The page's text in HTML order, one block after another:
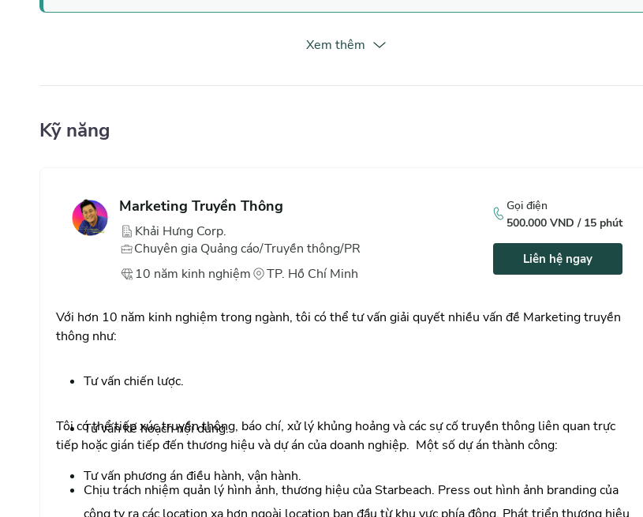
Xem thêm
Kỹ năng
Marketing Truyền Thông
Khải Hưng Corp.
Chuyên gia Quảng cáo/Truyền thông/PR
10 năm kinh nghiệm TP. Hồ Chí Minh
Gọi điện
500.000 VND / 15 phút
Liên hệ ngay
Với hơn 10 năm kinh nghiệm trong ngành, tôi có thể tư vấn giải quyết nhiều vấn đề Marketing truyền
thông như:
Tư vấn chiến lược.
Tư vấn kế hoạch nội dung.
Tư vấn phương án điều hành, vận hành.
Tôi có thể tiếp xúc truyền thông, báo chí, xử lý khủng hoảng và các sự cố truyền thông liên quan trực
tiếp hoặc gián tiếp đến thương hiệu và dự án của doanh nghiệp. Một số dự án thành công:
Chịu trách nhiệm quản lý hình ảnh, thương hiệu của Starbeach. Press out hình ảnh branding của